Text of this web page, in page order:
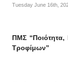
Tuesday June 16th,
ΠΜΣ “Ποιότητα,
Τροφίμων”